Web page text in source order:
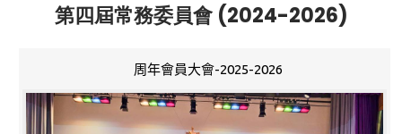
第四屆常務委員會 (2024-2026)
周年會員大會-2025-2026